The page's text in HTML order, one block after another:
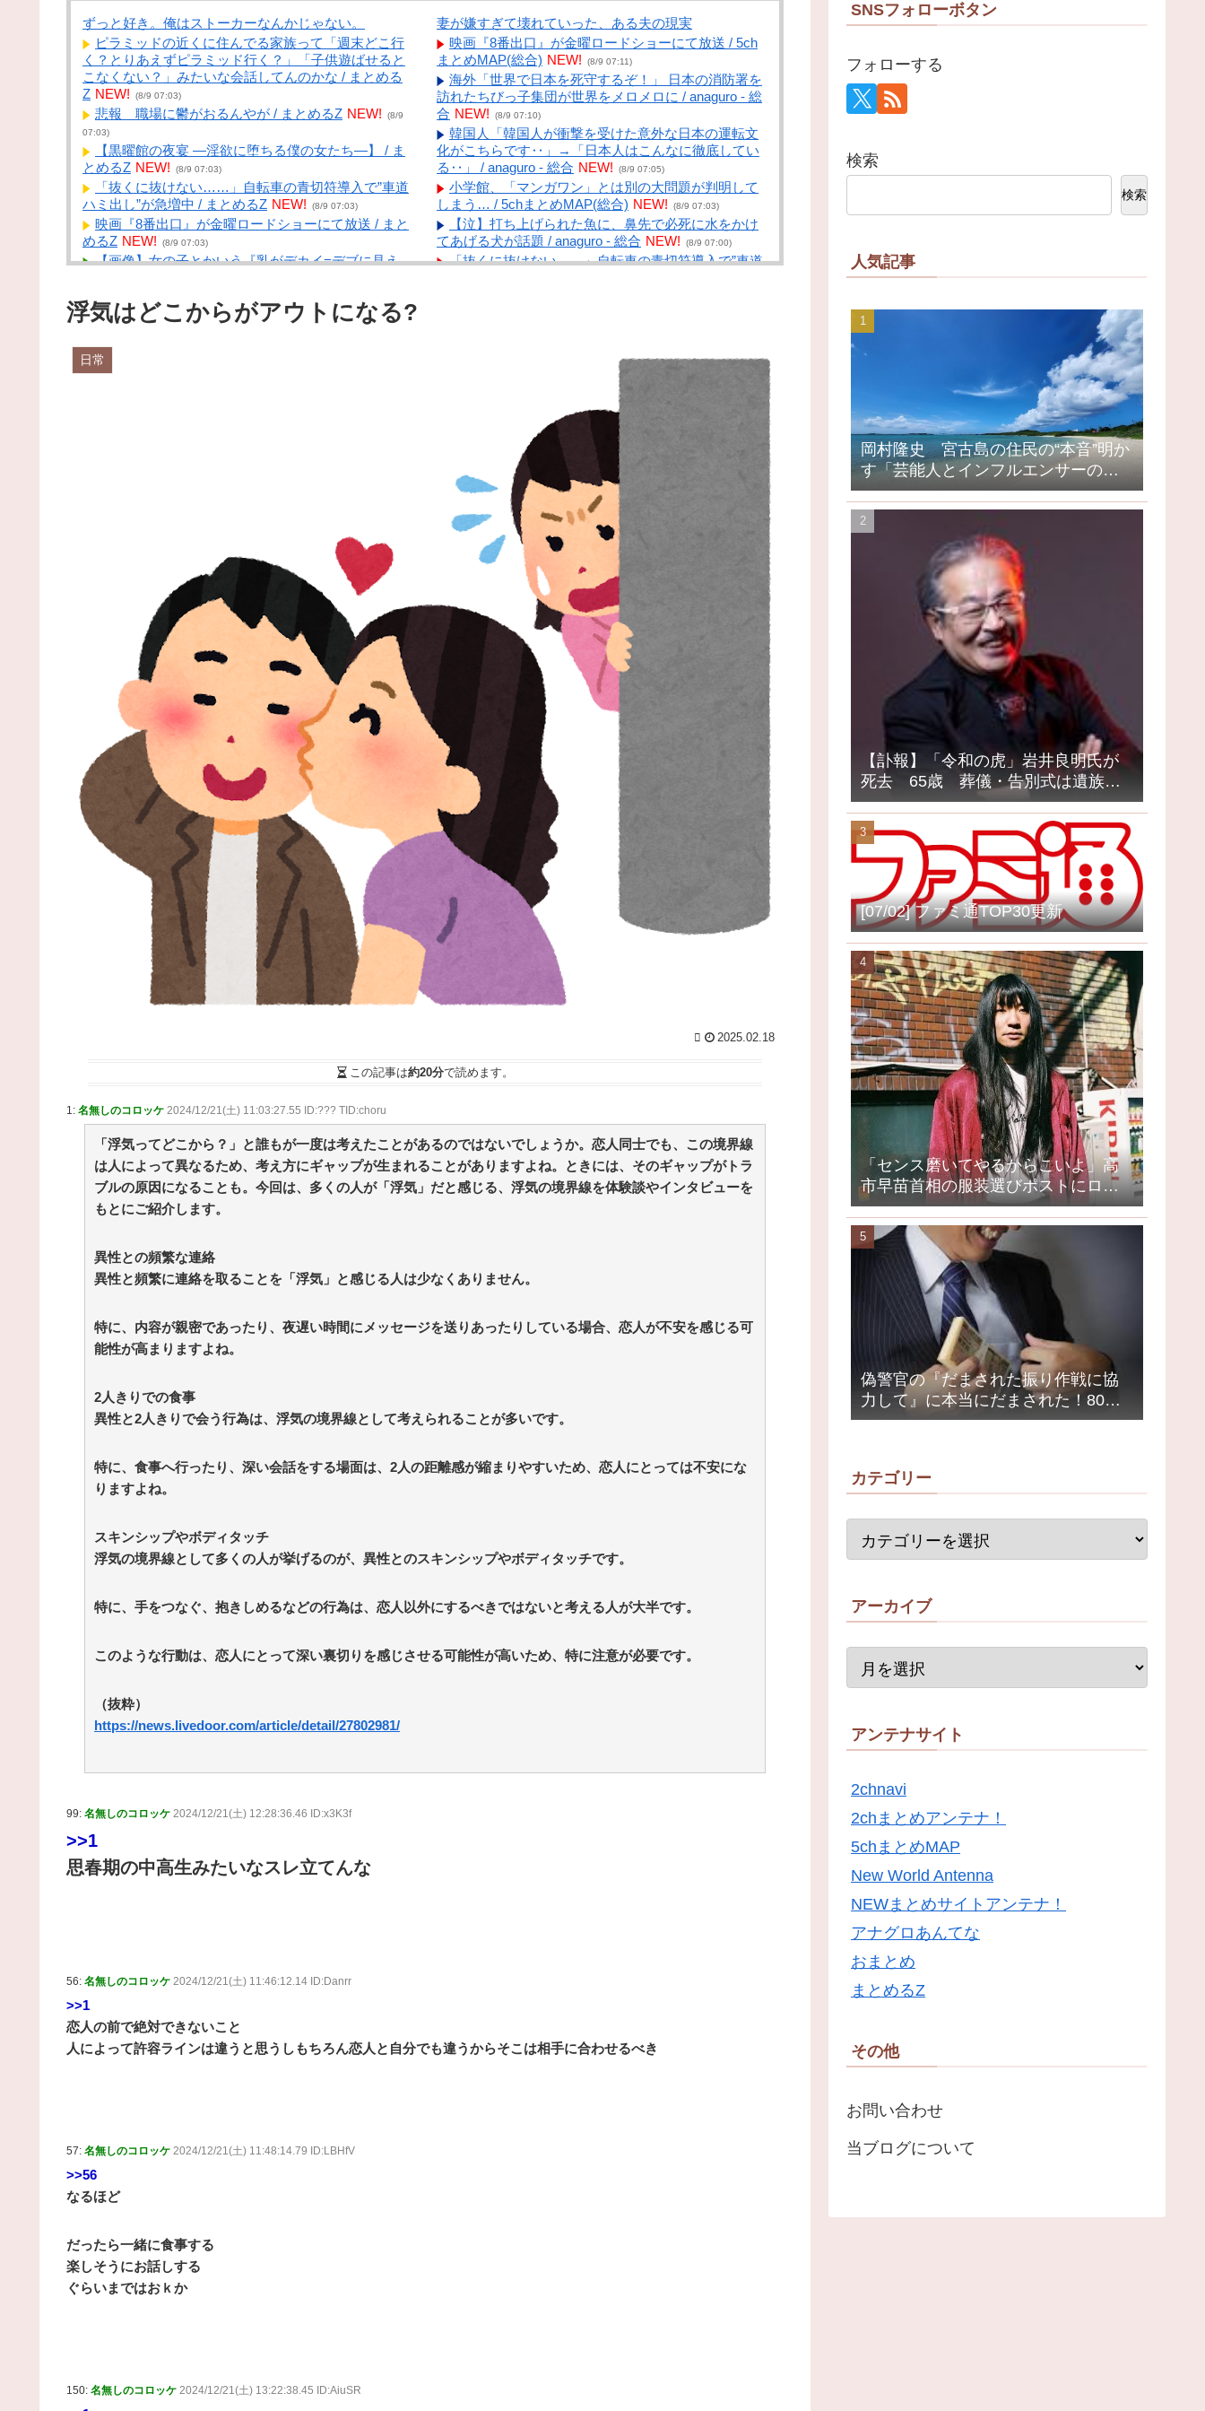
ずっと好き。俺はストーカーなんかじゃない。
ピラミッドの近くに住んでる家族って「週末どこ行
く？とりあえずピラミッド行く？」「子供遊ばせると
こなくない？」みたいな会話してんのかな / まとめる
Z NEW! (8/9 07:03)
悲報 職場に鬱がおるんやが / まとめるZ NEW!
(8/9
07:03)
【黒曜館の夜宴 ―淫欲に堕ちる僕の女たち―】 / ま
とめるZ NEW! (8/9 07:03)
「抜くに抜けない……」自転車の青切符導入で”車道
ハミ出し”が急増中 / まとめるZ NEW! (8/9 07:03)
映画『8番出口』が金曜ロードショーにて放送 / まと
めるZ NEW! (8/9 07:03)
【画像】女の子とかいう『乳がデカイ=デブに見え
「『貧乏人』だの書かれて悲しい気持ちです」 1000
られた心ない声 / NEWまとめサイトアンテナ！
(8/9 07:00)
シカ「全部喰った」 祭り中止 / VIP・ネタ・オールジ
ャンル – New World Antenna
(8/9 06:27)
黄金期を築く小久保ソフトバンクの次期監督は一体
誰になるのか！圧倒的な強さを誇る王国の未来を考え
てみた / 2chまとめアンテナ！
NEW! (8/9 05:44)
強豪校のベンチ外選手が無理やりダンス？SNSで炎
上する野球部イジメ疑惑の真相と現場取材で見えたリ
アルな実態 / 2chまとめアンテナ！
(8/9 05:44)
【画像】坂口杏里、逃走して便器にこびりつい
た????カスまで晒されるwww / 2chまとめアンテナ！
NEW!
(8/9 05:44)
【悲報】堀大輔さん、実は仮眠を取っていた
WWWWWWWWWWWWWWWWWWWWWWWWWW
WWWWWWWWWWWWWWWW / 2chまとめアンテ
ナ！
NEW! (8/9 05:44)
36歳の彼女と結婚したいのに、家族が猛反対。家族
から信じられない言葉が飛び出した… 他 / 2chnaviヘッ
ドライン (12/24 07:00)
Powered by livedoor 相互RSS
妻が嫌すぎて壊れていった、ある夫の現実
映画『8番出口』が金曜ロードショーにて放送 / 5ch
まとめMAP(総合) NEW! (8/9 07:11)
海外「世界で日本を死守するぞ！」 日本の消防署を
訪れたちびっ子集団が世界をメロメロに / anaguro - 総
合 NEW! (8/9 07:10)
韓国人「韓国人が衝撃を受けた意外な日本の運転文
化がこちらです‥」→「日本人はこんなに徹底してい
る‥」 / anaguro - 総合 NEW! (8/9 07:05)
小学館、「マンガワン」とは別の大問題が判明して
しまう… / 5chまとめMAP(総合) NEW! (8/9 07:03)
【泣】打ち上げられた魚に、鼻先で必死に水をかけ
てあげる犬が話題 / anaguro - 総合 NEW! (8/9 07:00)
「抜くに抜けない……」自転車の青切符導入で”車道
した結果→党からブチギレられるwwwww / 5chまとめ
三大王道寿司「まぐろ」「サーモン」あとひとつ
は？ / おまとめアンテナ
NEW!
【悲報】大阪府、愛知県にGDPを抜かれ3位に転
落。維新と万博で潤ってるはずじゃ… / おまとめアン
テナ NEW! (8/9 03:23)
友人「子供の頃、誕生日とクリスマスとお年玉を一
緒にされて本当に嫌だった！」と毎年愚痴ってたの
に……結婚式と入籍を誕生日と同じ日に決定！←い
や、毎年の愚痴は何だったんだよ！？ / おまとめアン
NEW! (8/9 03:19)
【同人ヱロゲ】勝つとヱロイベないけどわざと負け
るのもなあというのはヱロゲーによくあるジレンマ /
おまとめアンテナ
NEW! (8/9 03:01)
おでこ封印！中村アン、“前髪あり”の新ヘアスタイル
に「新鮮でたまらん」の声【画像】 / おまとめアンテ
(8/9 03:00)
Powered by livedoor 相互RSS
浮気はどこからがアウトになる?
日常
2025.02.18
この記事は約20分で読めます。
1: 名無しのコロッケ 2024/12/21(土) 11:03:27.55 ID:??? TID:choru
「浮気ってどこから？」と誰もが一度は考えたことがあるのではないでしょうか。恋人同士でも、この境界線
は人によって異なるため、考え方にギャップが生まれることがありますよね。ときには、そのギャップがトラ
ブルの原因になることも。今回は、多くの人が「浮気」だと感じる、浮気の境界線を体験談やインタビューを
もとにご紹介します。
異性との頻繁な連絡
異性と頻繁に連絡を取ることを「浮気」と感じる人は少なくありません。
特に、内容が親密であったり、夜遅い時間にメッセージを送りあったりしている場合、恋人が不安を感じる可
能性が高まりますよね。
2人きりでの食事
異性と2人きりで会う行為は、浮気の境界線として考えられることが多いです。
特に、食事へ行ったり、深い会話をする場面は、2人の距離感が縮まりやすいため、恋人にとっては不安にな
りますよね。
スキンシップやボディタッチ
浮気の境界線として多くの人が挙げるのが、異性とのスキンシップやボディタッチです。
特に、手をつなぐ、抱きしめるなどの行為は、恋人以外にするべきではないと考える人が大半です。
このような行動は、恋人にとって深い裏切りを感じさせる可能性が高いため、特に注意が必要です。
（抜粋）
https://news.livedoor.com/article/detail/27802981/
99: 名無しのコロッケ 2024/12/21(土) 12:28:36.46 ID:x3K3f
>>1
思春期の中高生みたいなスレ立てんな
56: 名無しのコロッケ 2024/12/21(土) 11:46:12.14 ID:Danrr
>>1
恋人の前で絶対できないこと
人によって許容ラインは違うと思うしもちろん恋人と自分でも違うからそこは相手に合わせるべき
57: 名無しのコロッケ 2024/12/21(土) 11:48:14.79 ID:LBHfV
>>56
なるほど
だったら一緒に食事する
楽しそうにお話しする
ぐらいまではおｋか
150: 名無しのコロッケ 2024/12/21(土) 13:22:38.45 ID:AiuSR
SNSフォローボタン
フォローする
検索
検索
人気記事
岡村隆史 宮古島の住民の“本音”明か
す「芸能人とインフルエンサーの島
になってしまったって」
【訃報】「令和の虎」岩井良明氏が
死去 65歳 葬儀・告別式は遺族の
意向で密葬
[07/02] ファミ通TOP30更新
「センス磨いてやるからこいよ」高
市早苗首相の服装選びポストにロッ
クミュージシャンが激怒、ネット大
荒れ
偽警官の『だまされた振り作戦に協
力して』に本当にだまされた！80代
女性1200万円被害
カテゴリー
アーカイブ
アンテナサイト
2chnavi
2chまとめアンテナ！
5chまとめMAP
New World Antenna
NEWまとめサイトアンテナ！
アナグロあんてな
おまとめ
まとめるZ
その他
お問い合わせ
当ブログについて